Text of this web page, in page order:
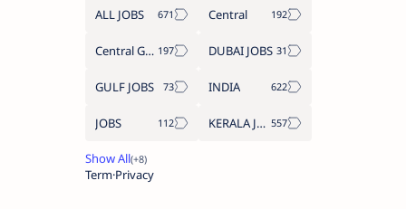
ALL JOBS Central
Central Government Job DUBAI JOBS
GULF JOBS INDIA
JOBS KERALA JOBS
Term Privacy